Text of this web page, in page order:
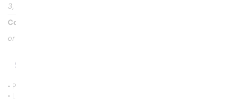
3, 40 g
Couleur
or rose titré 18K ou 750/1000 garanti sans porosité.
• Paiement par CB entièrement sécurisé.
• Livraison gratuite.